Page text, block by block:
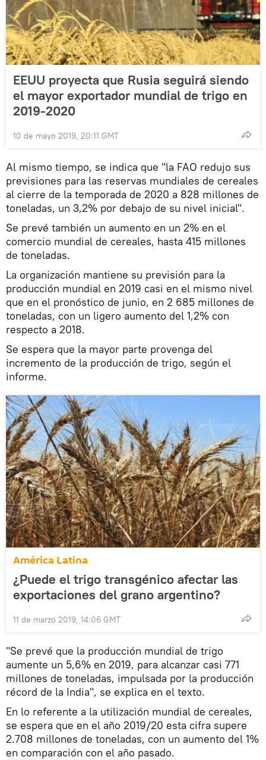
EEUU proyecta que Rusia seguirá siendo
el mayor exportador mundial de trigo en
2019-2020
10 de mayo 2019, 20:11 GMT
Al mismo tiempo, se indica que "la FAO redujo sus
previsiones para las reservas mundiales de cereales
al cierre de la temporada de 2020 a 828 millones de
toneladas, un 3,2% por debajo de su nivel inicial".
Se prevé también un aumento en un 2% en el
comercio mundial de cereales, hasta 415 millones
de toneladas.
La organización mantiene su previsión para la
producción mundial en 2019 casi en el mismo nivel
que en el pronóstico de junio, en 2 685 millones de
toneladas, con un ligero aumento del 1,2% con
respecto a 2018.
Se espera que la mayor parte provenga del
incremento de la producción de trigo, según el
informe.
América Latina
¿Puede el trigo transgénico afectar las
exportaciones del grano argentino?
11 de marzo 2019, 14:06 GMT
"Se prevé que la producción mundial de trigo
aumente un 5,6% en 2019, para alcanzar casi 771
millones de toneladas, impulsada por la producción
récord de la India", se explica en el texto.
En lo referente a la utilización mundial de cereales,
se espera que en el año 2019/20 esta cifra supere
2.708 millones de toneladas, con un aumento del 1%
en comparación con el año pasado.